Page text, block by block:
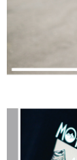
１．透過由恩
易，需依本服
權轉讓予恩沛
２．關於個人資
４．使用「
時審查核予不
請求用戶進行
每筆NT$120